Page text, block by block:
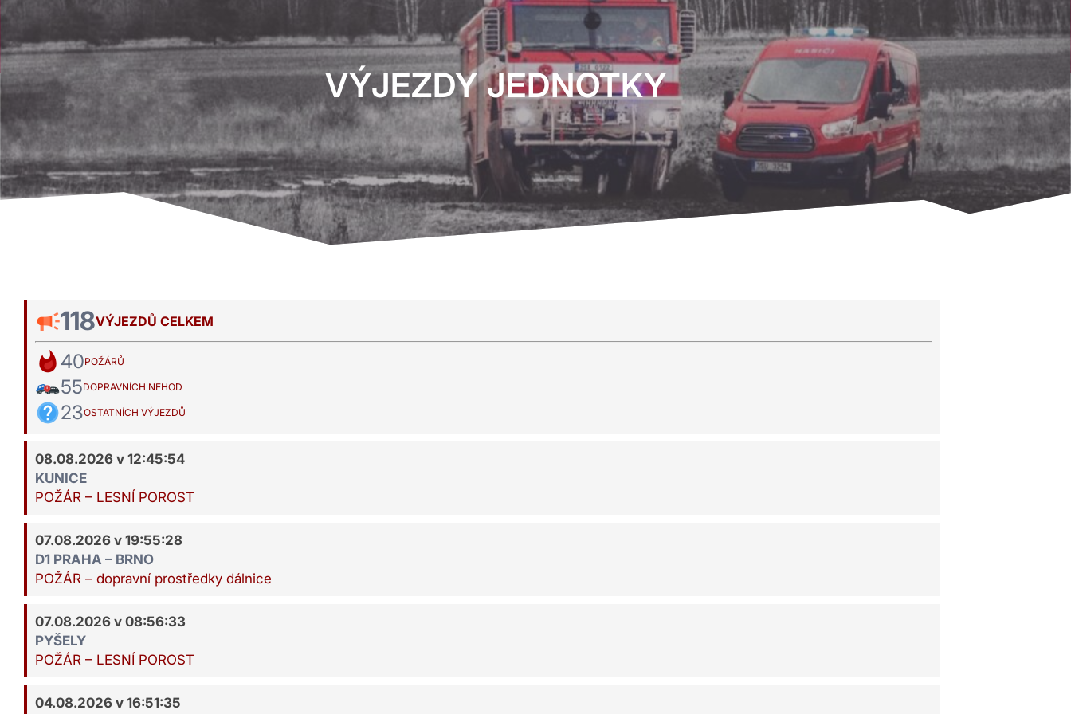
VÝJEZDY JEDNOTKY
118VÝJEZDŮ CELKEM
40POŽÁRŮ
55DOPRAVNÍCH NEHOD
23OSTATNÍCH VÝJEZDŮ
08.08.2026 v 12:45:54
KUNICE
POŽÁR – LESNÍ POROST
07.08.2026 v 19:55:28
D1 PRAHA – BRNO
POŽÁR – dopravní prostředky dálnice
07.08.2026 v 08:56:33
PYŠELY
POŽÁR – LESNÍ POROST
04.08.2026 v 16:51:35